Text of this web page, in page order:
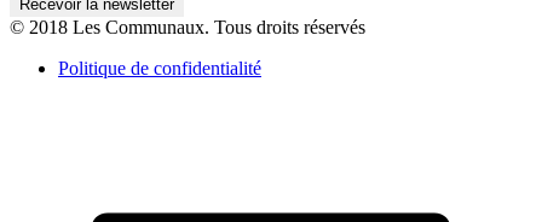
© 2018 Les Communaux. Tous droits réservés
Politique de confidentialité